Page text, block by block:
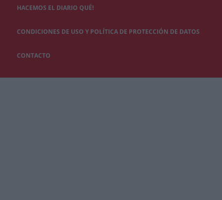
HACEMOS EL DIARIO QUÉ!
CONDICIONES DE USO Y POLÍTICA DE PROTECCIÓN DE DATOS
CONTACTO